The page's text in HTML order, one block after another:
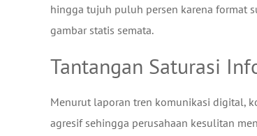
hingga tujuh puluh persen karena format
gambar statis semata.
Tantangan Saturasi
Menurut laporan tren komunikasi digital,
agresif sehingga perusahaan kesulitan